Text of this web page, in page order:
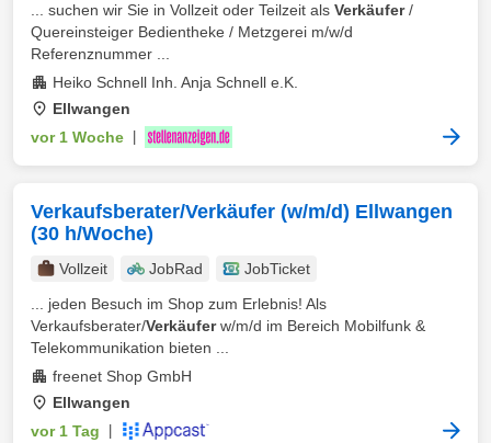
... suchen wir Sie in Vollzeit oder Teilzeit als Verkäufer/
Quereinsteiger Bedientheke / Metzgerei m/w/d
Referenznummer ...
Heiko Schnell Inh. Anja Schnell e.K.
Ellwangen
vor 1 Woche
Verkaufsberater/Verkäufer (w/m/d) Ellwangen
(30 h/Woche)
Vollzeit JobRad
JobTicket
... jeden Besuch im Shop zum Erlebnis! Als
Verkaufsberater/Verkäuferw/m/d im Bereich Mobilfunk &
Telekommunikation bieten ...
freenet Shop GmbH
Ellwangen
vor 1 Tag